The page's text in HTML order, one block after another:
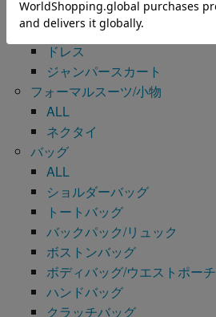
ワンピース
シャツワンピース
ドレス
ジャンパースカート
フォーマルスーツ/小物
ALL
ネクタイ
バッグ
ALL
ショルダーバッグ
トートバッグ
バックパック/リュック
ボストンバッグ
ボディバッグ/ウエストポーチ
ハンドバッグ
クラッチバッグ